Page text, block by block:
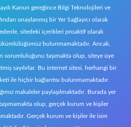
Kanun gereğince Bilgi Teknolojileri ve
onaylanmış bir Yer Sağlayıcı olarak
sitedeki içerikleri proaktif olarak
bulunmamaktadır. Ancak,
sorumluluğunu taşımakta olup, siteye üye
sayılırlar. Bu internet sitesi, herhangi bir
ile hiçbir bağlantısı bulunmamaktadır.
makaleler paylaşılmaktadır. Burada yer
olup, gerçek kurum ve kişiler
Gerçek kurum ve kişiler ile isim